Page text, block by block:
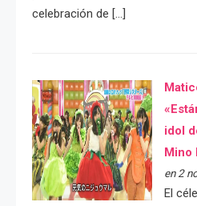
celebración de […]
idol
Mino
en 2
El